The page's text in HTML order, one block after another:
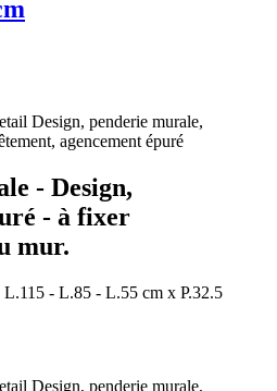
- Design,
- à fixer
mur.
- L.85 - L.55 cm x P.32.5